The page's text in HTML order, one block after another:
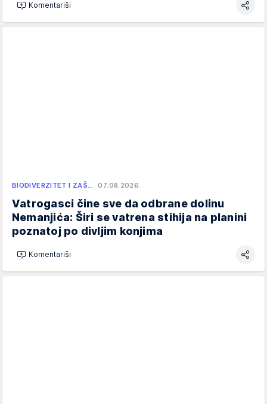
Komentariši
BIODIVERZITET I ZAŠ… 07.08.2026.
Vatrogasci čine sve da odbrane dolinu
Nemanjića: Širi se vatrena stihija na planini
poznatoj po divljim konjima
Komentariši